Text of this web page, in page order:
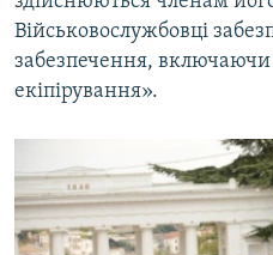
Військовослужбовці
забезпечення,
екіпірування».